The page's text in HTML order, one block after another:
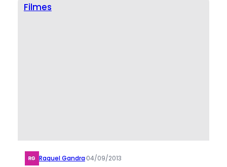
Filmes
Raquel Gandra·04/09/2013